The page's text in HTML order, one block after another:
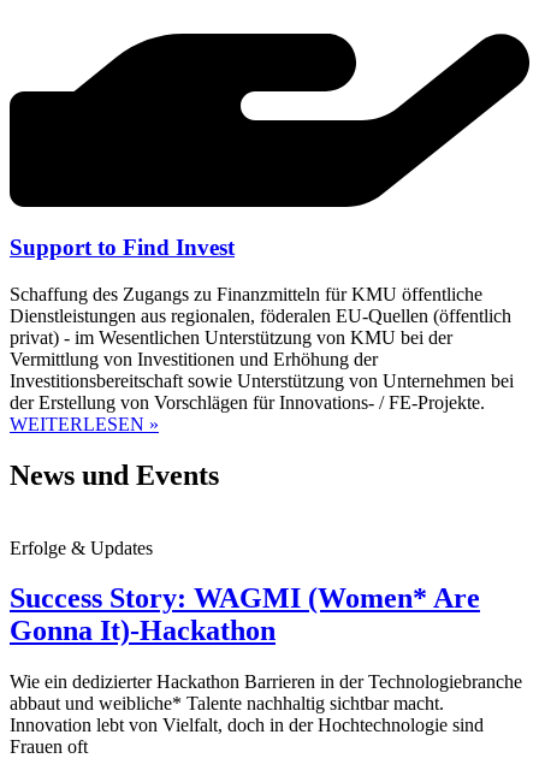
Support to Find Invest
Schaffung des Zugangs zu Finanzmitteln für KMU öffentliche
Dienstleistungen aus regionalen, föderalen EU-Quellen (öffentlich
privat) - im Wesentlichen Unterstützung von KMU bei der
Vermittlung von Investitionen und Erhöhung der
Investitionsbereitschaft sowie Unterstützung von Unternehmen bei
der Erstellung von Vorschlägen für Innovations- / FE-Projekte.
WEITERLESEN »
News und Events
Erfolge & Updates
Success Story: WAGMI (Women* Are
Gonna It)-Hackathon
Wie ein dedizierter Hackathon Barrieren in der Technologiebranche
abbaut und weibliche* Talente nachhaltig sichtbar macht.
Innovation lebt von Vielfalt, doch in der Hochtechnologie sind
Frauen oft